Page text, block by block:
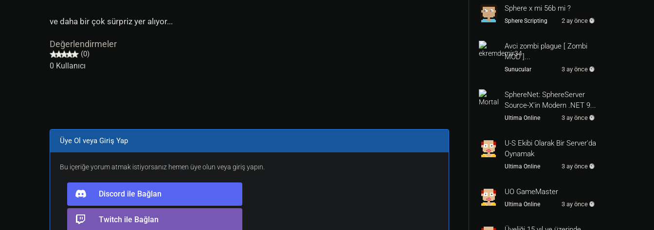
ve daha bir çok sürpriz yer alıyor...
Değerlendirmeler
(0)
0 Kullanıcı
Üye Ol veya Giriş Yap
Bu içeriğe yorum atmak istiyorsanız hemen üye olun veya giriş yapın.
Discord ile Bağlan
Twitch ile Bağlan
Sphere x mi 56b mi ?
Sphere Scripting 2 ay önce
Avci zombi plague [ Zombi
MOD ]...
Sunucular 3 ay önce
SphereNet: SphereServer
Source-X'in Modern .NET 9...
Ultima Online 3 ay önce
U-S Ekibi Olarak Bir Server'da
Oynamak
Ultima Online 3 ay önce
UO GameMaster
Ultima Online 3 ay önce